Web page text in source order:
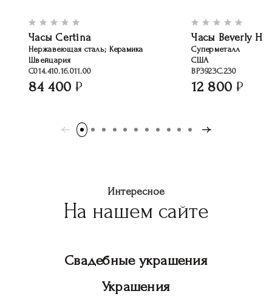
Часы Certina
Нержавеющая сталь; Керамика
Швейцария
C014.410.16.011.00
84 400
Часы Beverly
Суперметалл
США
BP3923C.230
12 800
Интересное
На нашем сайте
Свадебные украшения
Украшения